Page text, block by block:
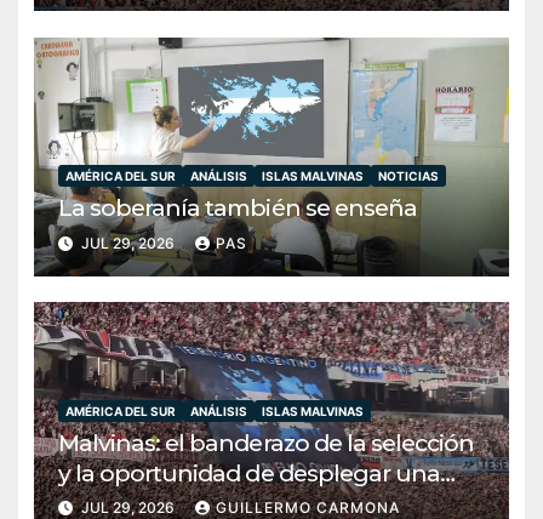
AMÉRICA DEL SUR ANÁLISIS ISLAS MALVINAS NOTICIAS
La soberanía también se enseña
JUL 29, 2026 PAS
AMÉRICA DEL SUR ANÁLISIS ISLAS MALVINAS
Malvinas: el banderazo de la selección
y la oportunidad de desplegar una
diplomacia soberana
JUL 29, 2026 GUILLERMO CARMONA